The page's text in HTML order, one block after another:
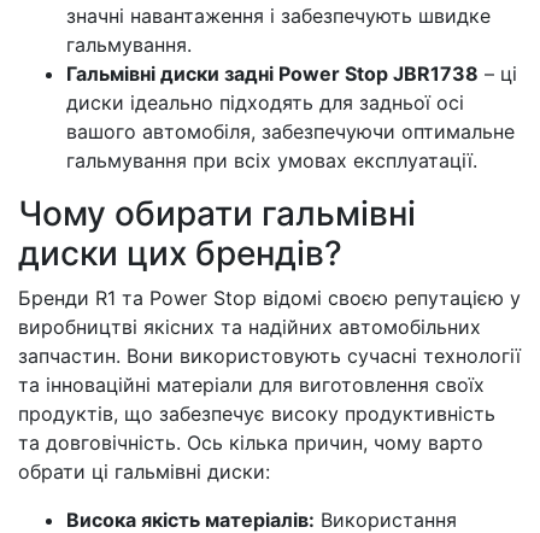
значні навантаження і забезпечують швидке
гальмування.
Гальмівні диски задні Power Stop JBR1738 – ці
диски ідеально підходять для задньої осі
вашого автомобіля, забезпечуючи оптимальне
гальмування при всіх умовах експлуатації.
Чому обирати гальмівні
диски цих брендів?
Бренди R1 та Power Stop відомі своєю репутацією у
виробництві якісних та надійних автомобільних
запчастин. Вони використовують сучасні технології
та інноваційні матеріали для виготовлення своїх
продуктів, що забезпечує високу продуктивність
та довговічність. Ось кілька причин, чому варто
обрати ці гальмівні диски:
Висока якість матеріалів: Використання